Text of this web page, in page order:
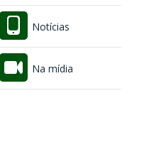
Notícias
Na mídia